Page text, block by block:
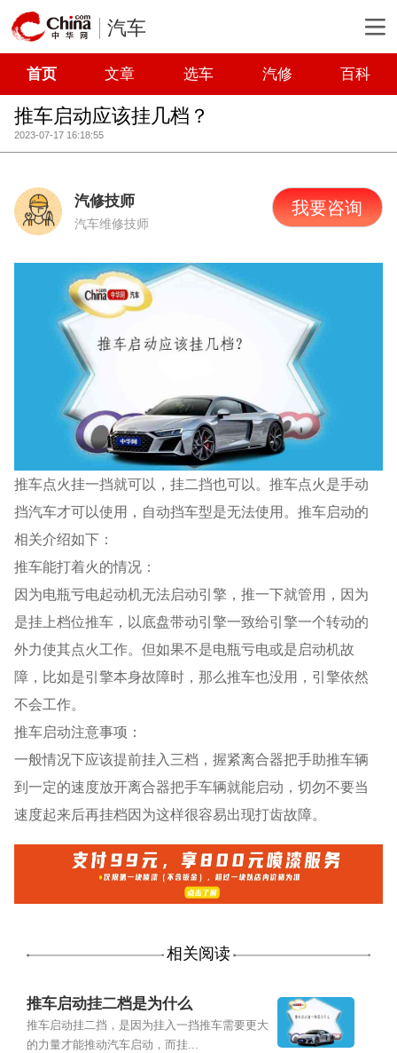
汽车
首页 文章 选车 汽修 百科
推车启动应该挂几档？
2023-07-17 16:18:55
汽修技师
汽车维修技师
我要咨询
推车点火挂一挡就可以，挂二挡也可以。推车点火是手动
挡汽车才可以使用，自动挡车型是无法使用。推车启动的
相关介绍如下：
推车能打着火的情况：
因为电瓶亏电起动机无法启动引擎，推一下就管用，因为
是挂上档位推车，以底盘带动引擎一致给引擎一个转动的
外力使其点火工作。但如果不是电瓶亏电或是启动机故
障，比如是引擎本身故障时，那么推车也没用，引擎依然
不会工作。
推车启动注意事项：
一般情况下应该提前挂入三档，握紧离合器把手助推车辆
到一定的速度放开离合器把手车辆就能启动，切勿不要当
速度起来后再挂档因为这样很容易出现打齿故障。
相关阅读
推车启动挂二档是为什么
推车启动挂二挡，是因为挂入一挡推车需要更大
的力量才能推动汽车启动，而挂...